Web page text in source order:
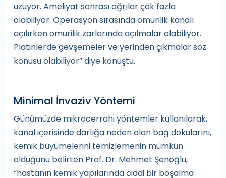
uzuyor. Ameliyat sonrası ağrılar çok fazla
olabiliyor. Operasyon sırasında omurilik kanalı
açılırken omurilik zarlarında açılmalar olabiliyor.
Platinlerde gevşemeler ve yerinden çıkmalar söz
konusu olabiliyor” diye konuştu.
Minimal İnvaziv Yöntemi
Günümüzde mikrocerrahi yöntemler kullanılarak,
kanal içerisinde darlığa neden olan bağ dokularını,
kemik büyümelerini temizlemenin mümkün
olduğunu belirten Prof. Dr. Mehmet Şenoğlu,
“hastanın kemik yapılarında ciddi bir boşalma